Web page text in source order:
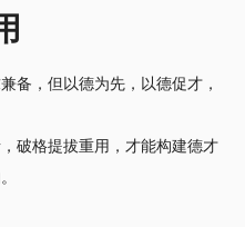
备，但以德为先，以德促才，
破格提拔重用，才能构建德才